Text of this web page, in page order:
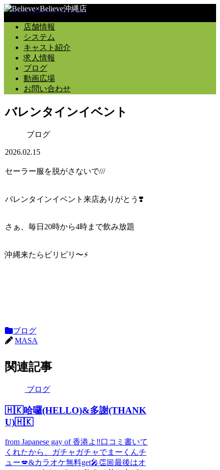
店舗情報
システム
キャスト紹介
求人情報
ブログ
動画広場
お問い合わせ
バレンタインイベント
ブログ
2026.02.15
セーラー服を脱がさないで///
バレンタインイベント来店ありがとう❣️
さぁ、毎日20時から4時まで飲み放題
沖縄来たらビリビリ〜⚡️
ブログ
MASA
関連記事
ブログ
🇭🇰哈囉(HELLO)&多謝(THANK
U)🇭🇰
from Japanese gay of 香港よ‼︎口コミ書いて
くれたから、ガチャガチャでまーくんチ
ュー💋&カラオケ無料get🎤👏🏼最後はオ